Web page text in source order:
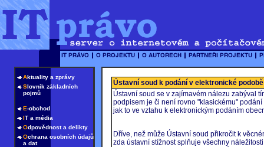
Aktuality a zprávy
Slovník základních
pojmů
E-obchod
IT a média
Odpovědnost a delikty
Ochrana osobních údajů
a dat
Ústavní soud k podání v elektronické podobě
Ústavní soud se v zajímavém nálezu zabýval
podpisem je či není rovno "klasickému"
jak to ve vztahu k elektronickým podáním
Dříve, než může Ústavní soud přikročit k
zda ústavní stížnost splňuje všechny